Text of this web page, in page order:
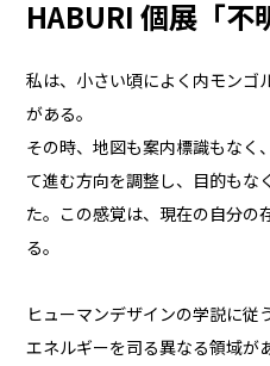
HABURI 個展「不
私は、小さい頃によく内モンゴ
がある。
その時、地図も案内標識もなく
て進む方向を調整し、目的もな
た。この感覚は、現在の自分の
る。
ヒューマンデザインの学説に従
エネルギーを司る異なる領域が